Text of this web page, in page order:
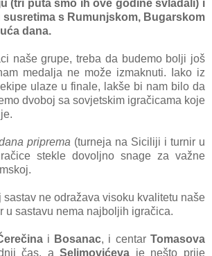
(tri puta smo ih ove godine svladali) i
s Rumunjskom, Bugarskom
dana.
naše grupe, treba da budemo bolji još
medalja ne može izmaknuti. Iako iz
ulaze u finale, lakše bi nam bilo da
dvoboj sa sovjetskim igračicama koje
priprema (turneja na Siciliji i turnir u
stekle dovoljno snage za važne
ne odražava visoku kvalitetu naše
u sastavu nema najboljih igračica.
i Bosanac, i centarTomasova
čas, aSelimovićeva je nešto prije